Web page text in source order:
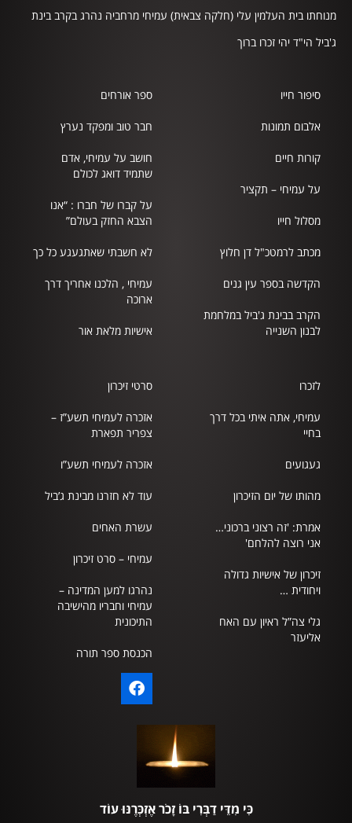
מנוחתו בית העלמין עלי (חלקה צבאית) עמיחי מרחביה נהרג בקרב בינת
ג'ביל הי"ד יהי זכרו ברוך
סיפור חייו
אלבום תמונות
קורות חיים
על עמיחי – תקציר
מסלול חייו
מכתב לרמטכ"ל דן חלוץ
הקדשה בספר עין גנים
הקרב בבינת ג'ביל במלחמת
לבנון השנייה
ספר אורחים
חבר טוב ומפקד נערץ
חושב על עמיחי, אדם
שתמיד דואג לכולם
על קברו של חברו : “אנו
הצבא החזק בעולם”
לא חשבתי שאתגעגע כל כך
עמיחי , הלכנו אחריך דרך
ארוכה
אישיות מלאת אור
לזכרו
עמיחי, אתה איתי בכל דרך
בחיי
געגועים
מהותו של יום הזיכרון
אמרת: 'זה רצוני ברכוני…
אני רוצה להלחם'
זיכרון של אישיות גדולה
ויחודית …
גלי צה”ל ראיון עם האח
אליעזר
סרטי זיכרון
אזכרה לעמיחי תשע”ז –
צפריר תפארת
אזכרה לעמיחי תשע”ו
עוד לא חזרנו מבינת ג’ביל
עשרת האחים
עמיחי – סרט זיכרון
נהרגו למען המדינה –
עמיחי וחבריו מהישיבה
התיכונית
הכנסת ספר תורה
כִּי מִדֵּי דַבְּרִי בּוֹ זָכֹר אֶזְכְּרֶנּוּ עוֹד